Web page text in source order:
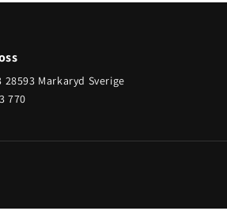
28593 Markaryd Sverige
770